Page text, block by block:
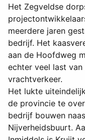
Het Zegveldse
meerdere jaren
bedrijf. Het
aan de Hoofdweg
echter veel last
vrachtverkeer.
Het lukte
de provincie te
bedrijf bouwen
Nijverheidsbuurt.